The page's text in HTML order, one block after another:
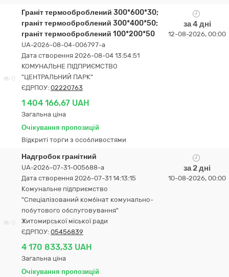
0
Граніт термооброблений 300*600*30;
граніт термооброблений 300*400*50;
граніт термооброблений 100*200*50
UA-2026-08-04-006797-a
Дата створення 2026-08-04 13:54:51
КОМУНАЛЬНЕ ПІДПРИЄМСТВО
"ЦЕНТРАЛЬНИЙ ПАРК"
ЄДРПОУ: 02220763
1 404 166,67 UAH
Загальна ціна
Очікування пропозицій
Відкриті торги з особливостями
за 4 дні
12-08-2026, 00:00
Надгробок гранітний
UA-2026-07-31-005688-a
Дата створення 2026-07-31 14:13:15
Комунальне підприємство
"Спеціалізований комбінат комунально-
побутового обслуговування"
Житомирської міської ради
ЄДРПОУ: 05456839
4 170 833,33 UAH
Загальна ціна
Очікування пропозицій
за 2 дні
10-08-2026, 00:00